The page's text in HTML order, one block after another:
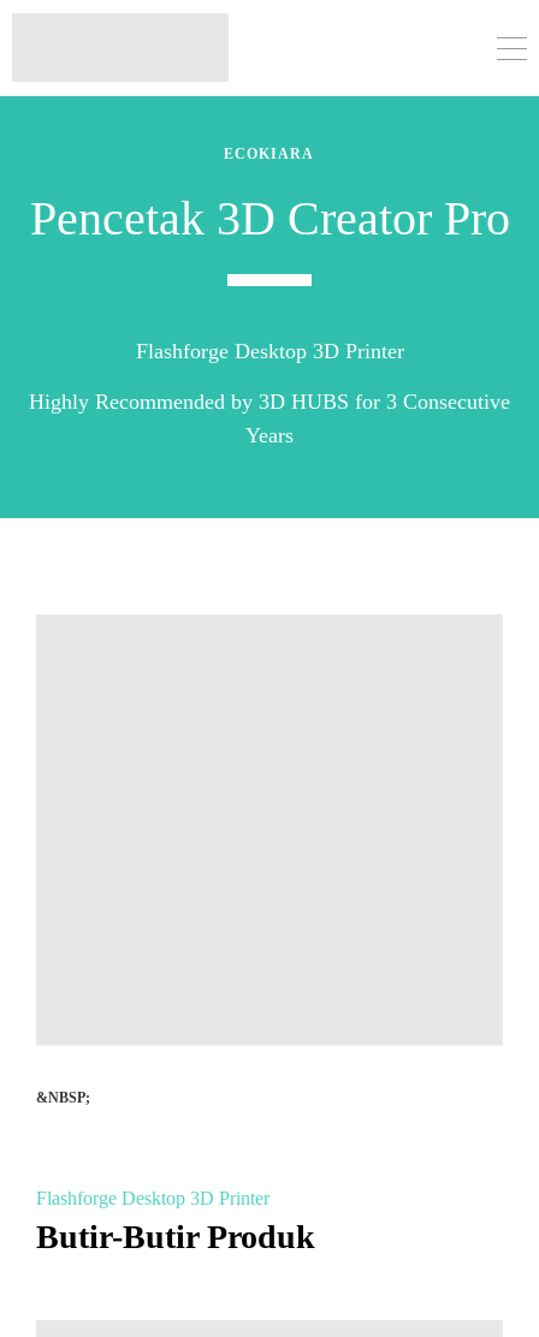
ECOKIARA
Pencetak 3D Creator Pro
Flashforge Desktop 3D Printer
Highly Recommended by 3D HUBS for 3 Consecutive
Years
&NBSP;
Flashforge Desktop 3D Printer
Butir-Butir Produk